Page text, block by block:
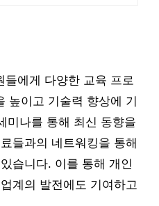
들에게 다양한 교육 프로
높이고 기술력 향상에 기
미나를 통해 최신 동향을
들과의 네트워킹을 통해
습니다. 이를 통해 개인
계의 발전에도 기여하고